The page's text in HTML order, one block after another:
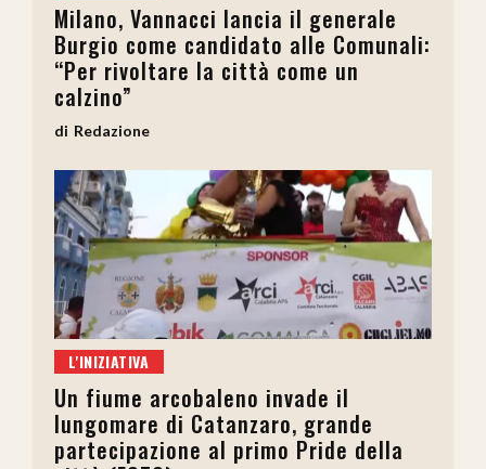
Milano, Vannacci lancia il generale
Burgio come candidato alle Comunali:
“Per rivoltare la città come un
calzino”
Redazione
L'INIZIATIVA
Un fiume arcobaleno invade il
lungomare di Catanzaro, grande
partecipazione al primo Pride della